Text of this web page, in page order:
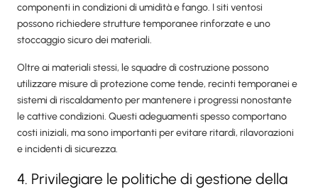
componenti in condizioni di umidità e fango. I siti ventosi
possono richiedere strutture temporanee rinforzate e uno
stoccaggio sicuro dei materiali.
Oltre ai materiali stessi, le squadre di costruzione possono
utilizzare misure di protezione come tende, recinti temporanei e
sistemi di riscaldamento per mantenere i progressi nonostante
le cattive condizioni. Questi adeguamenti spesso comportano
costi iniziali, ma sono importanti per evitare ritardi, rilavorazioni
e incidenti di sicurezza.
4. Privilegiare le politiche di gestione della